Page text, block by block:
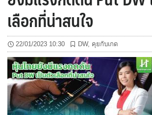
เลือกที่น่าสนใจ
22/01/2023 10:30 DW, คุยกับเกด